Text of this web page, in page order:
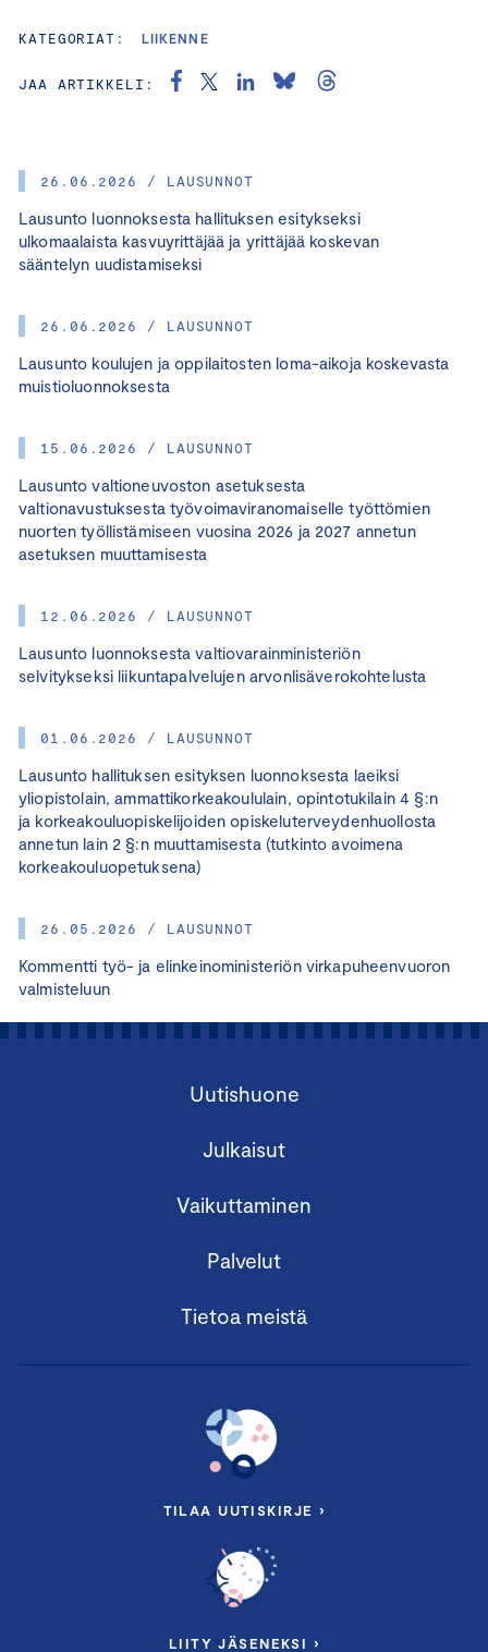
26.06.2026 / LAUSUNNOT
Lausunto luonnoksesta hallituksen esitykseksi
ulkomaalaista kasvuyrittäjää ja yrittäjää koskevan
sääntelyn uudistamiseksi
26.06.2026 / LAUSUNNOT
Lausunto koulujen ja oppilaitosten loma-aikoja koskevasta
muistioluonnoksesta
15.06.2026 / LAUSUNNOT
Lausunto valtioneuvoston asetuksesta
valtionavustuksesta työvoimaviranomaiselle työttömien
nuorten työllistämiseen vuosina 2026 ja 2027 annetun
asetuksen muuttamisesta
12.06.2026 / LAUSUNNOT
Lausunto luonnoksesta valtiovarainministeriön
selvitykseksi liikuntapalvelujen arvonlisäverokohtelusta
01.06.2026 / LAUSUNNOT
Lausunto hallituksen esityksen luonnoksesta laeiksi
yliopistolain, ammattikorkeakoululain, opintotukilain 4 §:n
ja korkeakouluopiskelijoiden opiskeluterveydenhuollosta
annetun lain 2 §:n muuttamisesta (tutkinto avoimena
korkeakouluopetuksena)
26.05.2026 / LAUSUNNOT
Kommentti työ- ja elinkeinoministeriön virkapuheenvuoron
valmisteluun
KATEGORIAT: LIIKENNE
JAA ARTIKKELI:
Uutishuone
Julkaisut
Vaikuttaminen
Palvelut
Tietoa meistä
TILAA UUTISKIRJE ›
LIITY JÄSENEKSI ›